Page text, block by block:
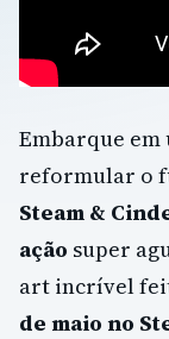
Embarque em
reformular o
Steam &
ação super
art incrível
de maio no